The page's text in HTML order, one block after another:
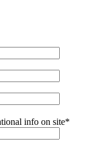
info on site*